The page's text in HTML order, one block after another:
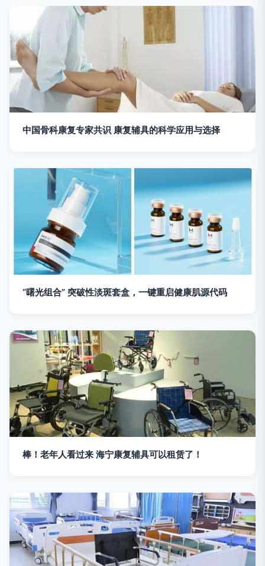
中国骨科康复专家共识 康复辅具的科学应用与选择
“曙光组合” 突破性淡斑套盒，一键重启健康肌源代码
棒！老年人看过来 海宁康复辅具可以租赁了！